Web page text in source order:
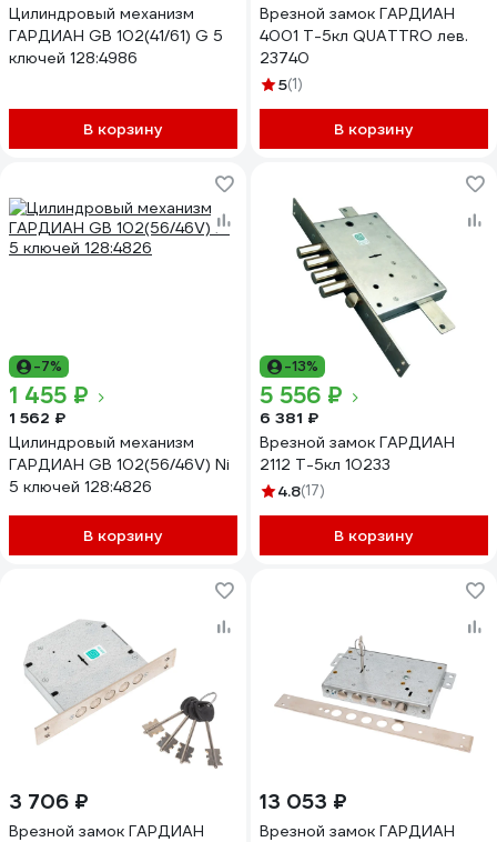
Цилиндровый механизм
ГАРДИАН GB 102(41/61) G 5
ключей 128:4986
В корзину
Врезной замок ГАРДИАН
4001 Т-5кл QUATTRO лев.
23740
5(1)
В корзину
-7%
1 455 ₽
1 562 ₽
Цилиндровый механизм
ГАРДИАН GB 102(56/46V) Ni
5 ключей 128:4826
В корзину
-13%
5 556 ₽
6 381 ₽
Врезной замок ГАРДИАН
2112 Т-5кл 10233
4.8(17)
В корзину
3 706 ₽
Врезной замок ГАРДИАН
13 053 ₽
Врезной замок ГАРДИАН